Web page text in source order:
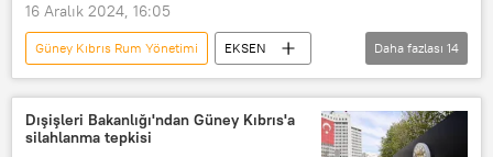
16 Aralık 2024, 16:05
Güney Kıbrıs Rum Yönetimi
EKSEN
Radyo Sputnik
RADYO
Radyo
Beyazıt Karataş
Donald Trump
Daha fazlası 14
Dışişleri Bakanlığı'ndan Güney Kıbrıs'a
silahlanma tepkisi